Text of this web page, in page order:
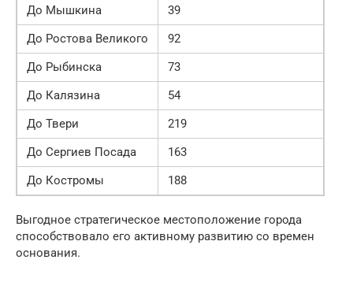
До Мышкина
39
До Ростова Великого
92
До Рыбинска
73
До Калязина
54
До Твери
219
До Сергиев Посада
163
До Костромы
188
Выгодное стратегическое местоположение города
способствовало его активному развитию со времен
основания.